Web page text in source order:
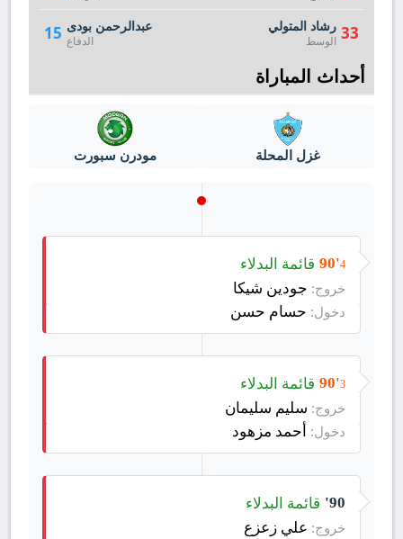
15 عبدالرحمن بودى
الدفاع 33 رشاد المتولي
الوسط
أحداث المباراة
غزل المحلة مودرن سبورت
90'4 قائمة البدلاء
خروج: جودين شيكا
دخول: حسام حسن
90'3 قائمة البدلاء
خروج: سليم سليمان
دخول: أحمد مزهود
90' قائمة البدلاء
خروج: علي زعزع